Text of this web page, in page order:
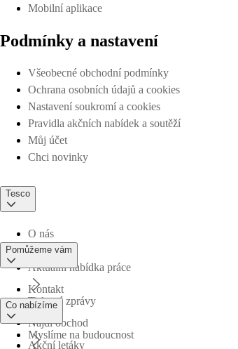
Mobilní aplikace
Podmínky a nastavení
Všeobecné obchodní podmínky
Ochrana osobních údajů a cookies
Nastavení soukromí a cookies
Pravidla akčních nabídek a soutěží
Můj účet
Chci novinky
Tesco
O nás
Aktuální nabídka práce
Tiskové zprávy
Myslíme na budoucnost
Pomůžeme vám
Kontakt
Najdi obchod
Co nabízíme
Akční letáky